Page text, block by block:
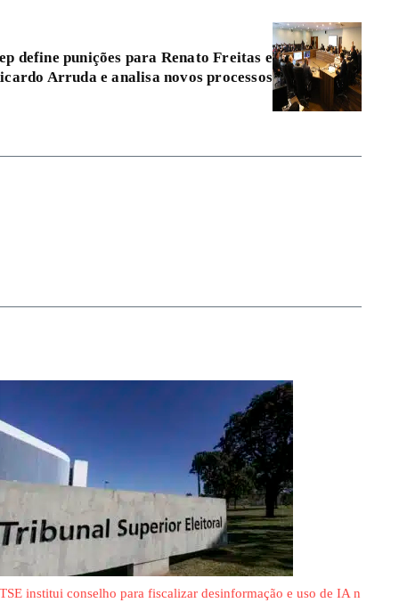
define punições para Renato Freitas e
Arruda e analisa novos processos
TSE institui conselho para fiscalizar desinformação e uso de IA n